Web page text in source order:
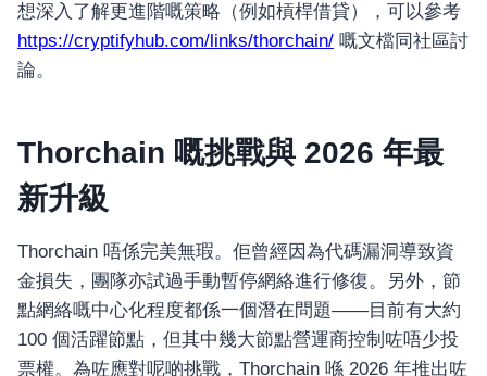
想深入了解更進階嘅策略（例如槓桿借貸），可以參考
https://cryptifyhub.com/links/thorchain/ 嘅文檔同社區討
論。
Thorchain 嘅挑戰與 2026 年最
新升級
Thorchain 唔係完美無瑕。佢曾經因為代碼漏洞導致資
金損失，團隊亦試過手動暫停網絡進行修復。另外，節
點網絡嘅中心化程度都係一個潛在問題——目前有大約
100 個活躍節點，但其中幾大節點營運商控制咗唔少投
票權。為咗應對呢啲挑戰，Thorchain 喺 2026 年推出咗